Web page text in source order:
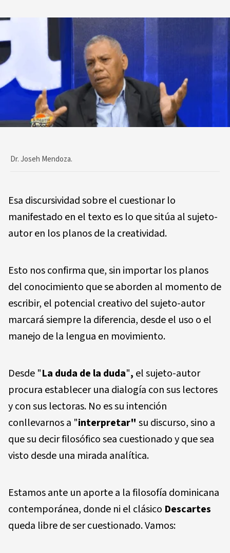
Dr. Joseh Mendoza.
Esa discursividad sobre el cuestionar lo
manifestado en el texto es lo que sitúa al sujeto-
autor en los planos de la creatividad.
Esto nos confirma que, sin importar los planos
del conocimiento que se aborden al momento de
escribir, el potencial creativo del sujeto-autor
marcará siempre la diferencia, desde el uso o el
manejo de la lengua en movimiento.
Desde "La duda de la duda", el sujeto-autor
procura establecer una dialogía con sus lectores
y con sus lectoras. No es su intención
conllevarnos a "interpretar" su discurso, sino a
que su decir filosófico sea cuestionado y que sea
visto desde una mirada analítica.
Estamos ante un aporte a la filosofía dominicana
contemporánea, donde ni el clásico Descartes
queda libre de ser cuestionado. Vamos: